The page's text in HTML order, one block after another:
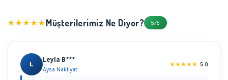
★★★★★Müşterilerimiz Ne Diyor? 5/5
L Leyla B***
Aysa Nakliyat
★★★★★ 5.0